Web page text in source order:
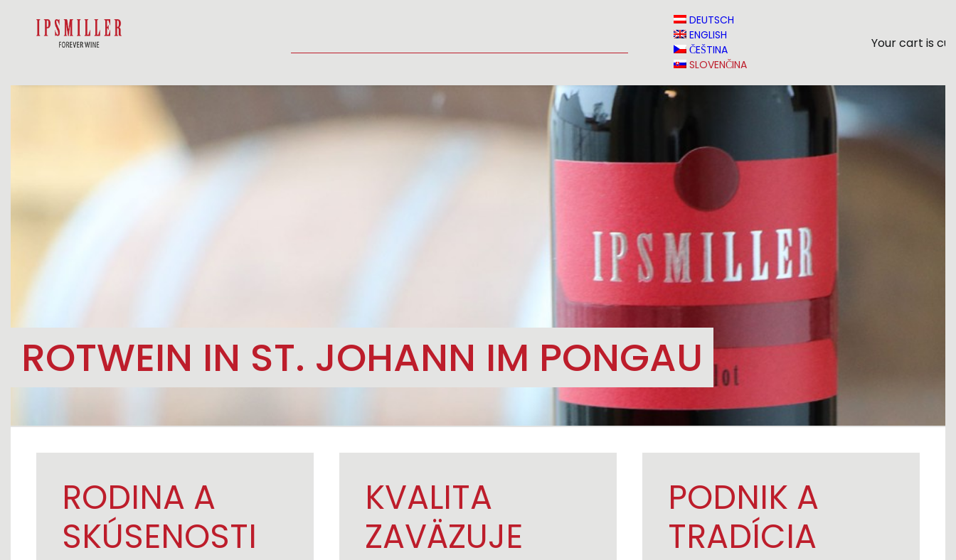
DEUTSCH
ENGLISH
ČEŠTINA
SLOVENČINA
Your cart is
ROTWEIN IN ST. JOHANN IM PONGAU
RODINA A
SKÚSENOSTI
KVALITA
ZAVÄZUJE
PODNIK A
TRADÍCIA